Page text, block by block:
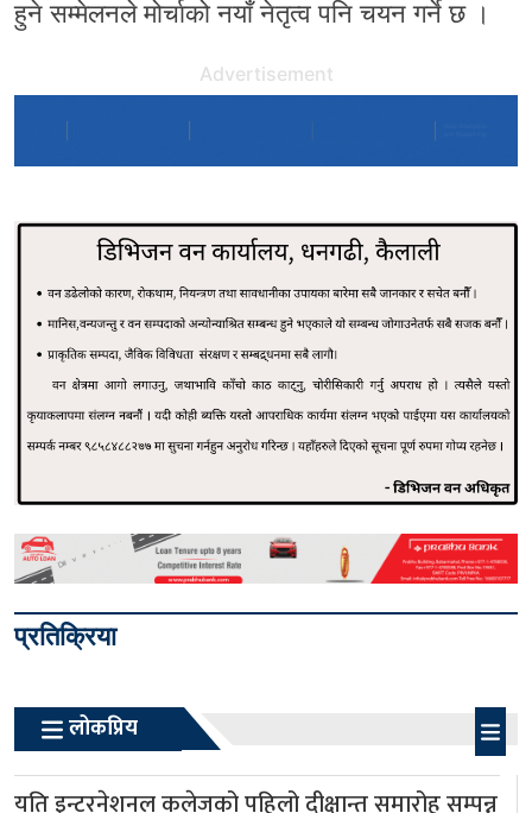
हुने सम्मेलनले मोर्चाको नयाँ नेतृत्व पनि चयन गर्ने छ ।
Advertisement
प्रतिक्रिया
लोकप्रिय
यति इन्टरनेशनल कलेजको पहिलो दीक्षान्त समारोह सम्पन्न